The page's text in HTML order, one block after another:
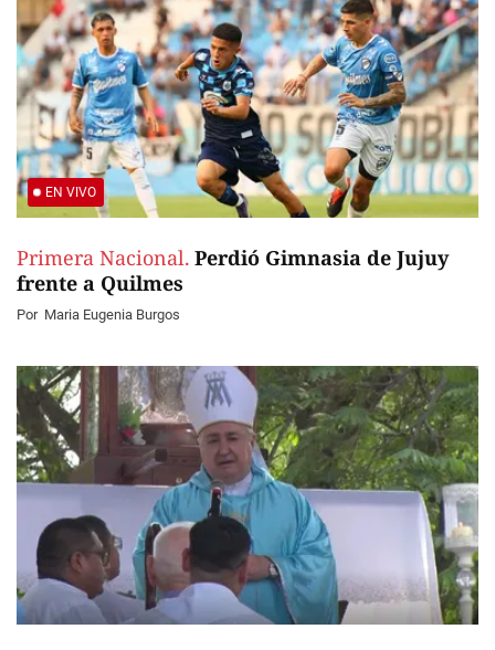
EN VIVO
Primera Nacional. Perdió Gimnasia de Jujuy
frente a Quilmes
Por Maria Eugenia Burgos